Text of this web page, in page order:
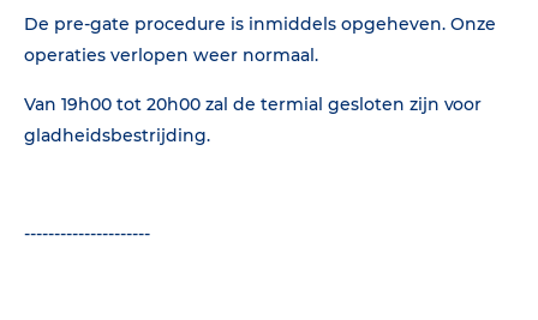
De pre-gate procedure is inmiddels opgeheven. Onze
operaties verlopen weer normaal.
Van 19h00 tot 20h00 zal de termial gesloten zijn voor
gladheidsbestrijding.
---------------------